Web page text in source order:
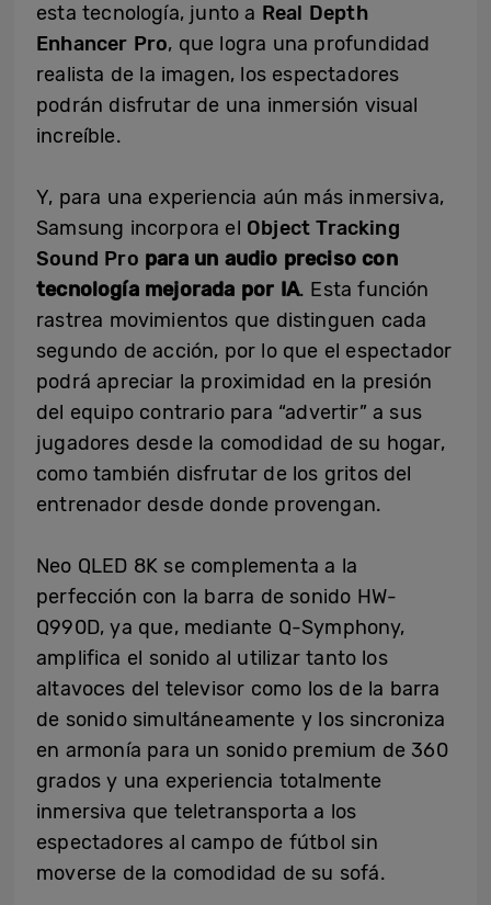
esta tecnología, junto a Real Depth
Enhancer Pro, que logra una profundidad
realista de la imagen, los espectadores
podrán disfrutar de una inmersión visual
increíble.
Y, para una experiencia aún más inmersiva,
Samsung incorpora el Object Tracking
Sound Pro para un audio preciso con
tecnología mejorada por IA. Esta función
rastrea movimientos que distinguen cada
segundo de acción, por lo que el espectador
podrá apreciar la proximidad en la presión
del equipo contrario para “advertir” a sus
jugadores desde la comodidad de su hogar,
como también disfrutar de los gritos del
entrenador desde donde provengan.
Neo QLED 8K se complementa a la
perfección con la barra de sonido HW-
Q990D, ya que, mediante Q-Symphony,
amplifica el sonido al utilizar tanto los
altavoces del televisor como los de la barra
de sonido simultáneamente y los sincroniza
en armonía para un sonido premium de 360
grados y una experiencia totalmente
inmersiva que teletransporta a los
espectadores al campo de fútbol sin
moverse de la comodidad de su sofá.